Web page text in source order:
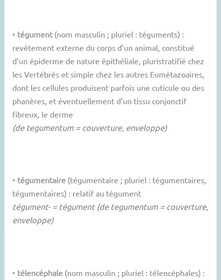
• tégument(nom masculin ; pluriel : téguments) :
revêtement externe du corps d’un animal, constitué
d’un épiderme de nature épithéliale, pluristratifié chez
les Vertébrés et simple chez les autres Eumétazoaires,
dont les cellules produisent parfois une cuticule ou des
phanères, et éventuellement d’un tissu conjonctif
fibreux, le derme
(de tegumentum = couverture, enveloppe)
• tégumentaire (tégumentaire ; pluriel : tégumentaires,
tégumentaires) : relatif au tégument
tégument- = tégument (de tegumentum = couverture,
enveloppe)
• télencéphale (nom masculin ; pluriel : télencéphales) :